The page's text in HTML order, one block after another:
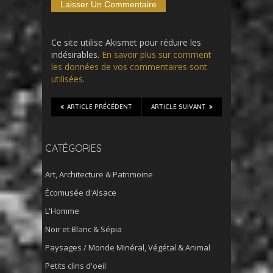
Ce site utilise Akismet pour réduire les
indésirables. En savoir plus sur comment
les données de vos commentaires sont
utilisées.
ARTICLE SUIVANT
ARTICLE PRÉCÉDENT
CATÉGORIES
Art, Architecture & Patrimoine
Écomusée d'Alsace
L'Homme
Noir et Blanc & Sépia
Paysages / Monde Minéral, Végétal & Animal
Petits clins d'oeil